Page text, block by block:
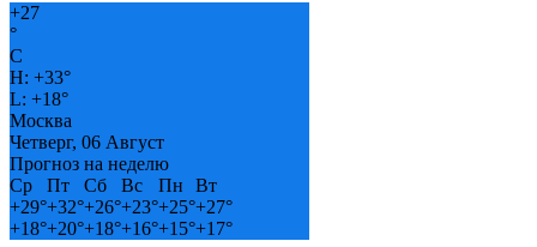
+27
°
C
H: +33°
L: +18°
Москва
Четверг, 06 Август
Прогноз на неделю
Ср
Пт Сб Вс Пн
Вт
+29°+32°+26°+23°+25°+27°
+18°+20°+18°+16°+15°+17°